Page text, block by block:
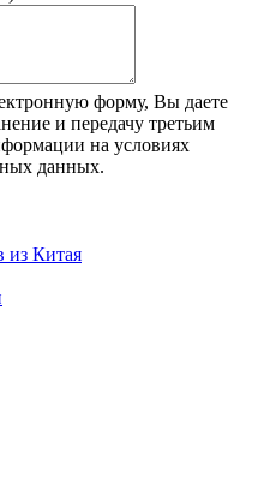
форму, Вы даете
и передачу третьим
на условиях
данных.
из Китая